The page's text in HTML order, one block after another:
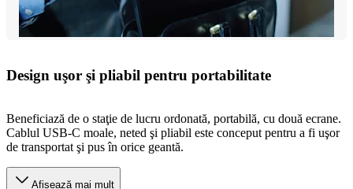
Design uşor şi pliabil pentru portabilitate
Beneficiază de o staţie de lucru ordonată, portabilă, cu două ecrane.
Cablul USB-C moale, neted şi pliabil este conceput pentru a fi uşor
de transportat şi pus în orice geantă.
Afișează mai mult